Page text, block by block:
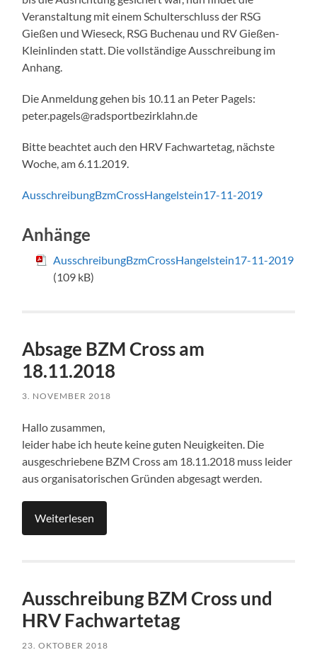
Veranstaltung mit einem Schulterschluss der RSG
Gießen und Wieseck, RSG Buchenau und RV Gießen-
Kleinlinden statt. Die vollständige Ausschreibung im
Anhang.
Die Anmeldung gehen bis 10.11 an Peter Pagels:
peter.pagels@radsportbezirklahn.de
Bitte beachtet auch den HRV Fachwartetag, nächste
Woche, am 6.11.2019.
AusschreibungBzmCrossHangelstein17-11-2019
Anhänge
AusschreibungBzmCrossHangelstein17-11-2019
(109 kB)
Absage BZM Cross am
18.11.2018
3. NOVEMBER 2018
Hallo zusammen,
leider habe ich heute keine guten Neuigkeiten. Die
ausgeschriebene BZM Cross am 18.11.2018 muss leider
aus organisatorischen Gründen abgesagt werden.
Weiterlesen
Ausschreibung BZM Cross und
HRV Fachwartetag
23. OKTOBER 2018